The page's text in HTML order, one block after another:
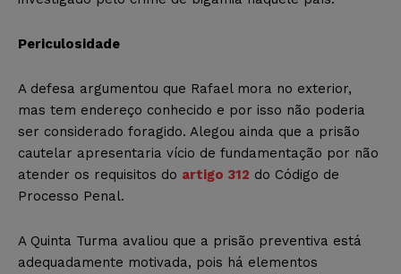
Periculosidade
A defesa argumentou que Rafael mora no exterior,
mas tem endereço conhecido e por isso não poderia
ser considerado foragido. Alegou ainda que a prisão
cautelar apresentaria vício de fundamentação por não
atender os requisitos do artigo 312 do Código de
Processo Penal.
A Quinta Turma avaliou que a prisão preventiva está
adequadamente motivada, pois há elementos